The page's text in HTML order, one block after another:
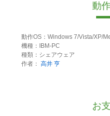
動
動作OS：Windows 7/Vista/XP/
機種：IBM-PC
種類：シェアウェア
作者： 高井 亨
お